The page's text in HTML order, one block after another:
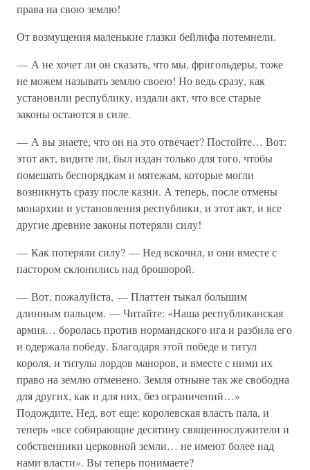
права на свою землю!
От возмущения маленькие глазки бейлифа потемнели.
— А не хочет ли он сказать, что мы, фригольдеры, тоже
не можем называть землю своею! Но ведь сразу, как
установили республику, издали акт, что все старые
законы остаются в силе.
— А вы знаете, что он на это отвечает? Постойте… Вот:
этот акт, видите ли, был издан только для того, чтобы
помешать беспорядкам и мятежам, которые могли
возникнуть сразу после казни. А теперь, после отмены
монархии и установления республики, и этот акт, и все
другие древние законы потеряли силу!
— Как потеряли силу? — Нед вскочил, и они вместе с
пастором склонились над брошюрой.
— Вот, пожалуйста, — Платтен тыкал большим
длинным пальцем. — Читайте: «Наша республиканская
армия… боролась против нормандского ига и разбила его
и одержала победу. Благодаря этой победе и титул
короля, и титулы лордов маноров, и вместе с ними их
право на землю отменено. Земля отныне так же свободна
для других, как и для них, без ограничений…»
Подождите, Нед, вот еще: королевская власть пала, и
теперь «все собирающие десятину священнослужители и
собственники церковной земли… не имеют более над
нами власти». Вы теперь понимаете?